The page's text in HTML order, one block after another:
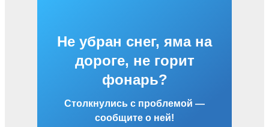
Не убран снег, яма на
дороге, не горит
фонарь?
Столкнулись с проблемой —
сообщите о ней!